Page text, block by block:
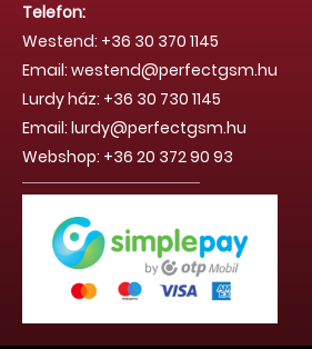
Telefon:
Westend: +36 30 370 1145
Email: westend@perfectgsm.hu
Lurdy ház: +36 30 730 1145
Email: lurdy@perfectgsm.hu
Webshop: +36 20 372 90 93